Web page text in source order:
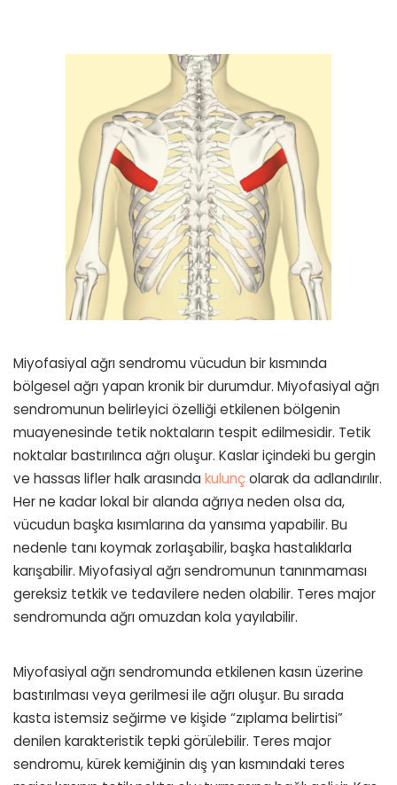
Miyofasiyal ağrı sendromu vücudun bir kısmında
bölgesel ağrı yapan kronik bir durumdur. Miyofasiyal ağrı
sendromunun belirleyici özelliği etkilenen bölgenin
muayenesinde tetik noktaların tespit edilmesidir. Tetik
noktalar bastırılınca ağrı oluşur. Kaslar içindeki bu gergin
ve hassas lifler halk arasında kulunçolarak da adlandırılır.
Her ne kadar lokal bir alanda ağrıya neden olsa da,
vücudun başka kısımlarına da yansıma yapabilir. Bu
nedenle tanı koymak zorlaşabilir, başka hastalıklarla
karışabilir. Miyofasiyal ağrı sendromunun tanınmaması
gereksiz tetkik ve tedavilere neden olabilir. Teres major
sendromunda ağrı omuzdan kola yayılabilir.
Miyofasiyal ağrı sendromunda etkilenen kasın üzerine
bastırılması veya gerilmesi ile ağrı oluşur. Bu sırada
kasta istemsiz seğirme ve kişide “zıplama belirtisi”
denilen karakteristik tepki görülebilir. Teres major
sendromu, kürek kemiğinin dış yan kısmındaki teres